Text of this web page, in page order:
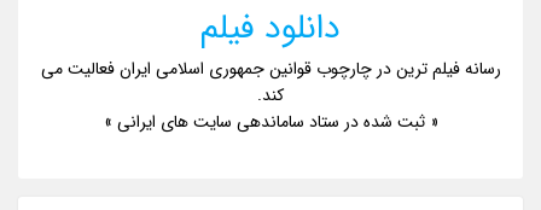
دانلود فیلم
رسانه فیلم ترین در چارچوب قوانین جمهوری اسلامی ایران فعالیت می
کند.
« ثبت شده در ستاد ساماندهی سایت های ایرانی »